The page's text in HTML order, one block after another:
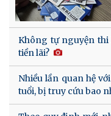
Không tự nguyện thi
tiền lãi?
Nhiều lần quan hệ
tuổi, bị truy cứu bao